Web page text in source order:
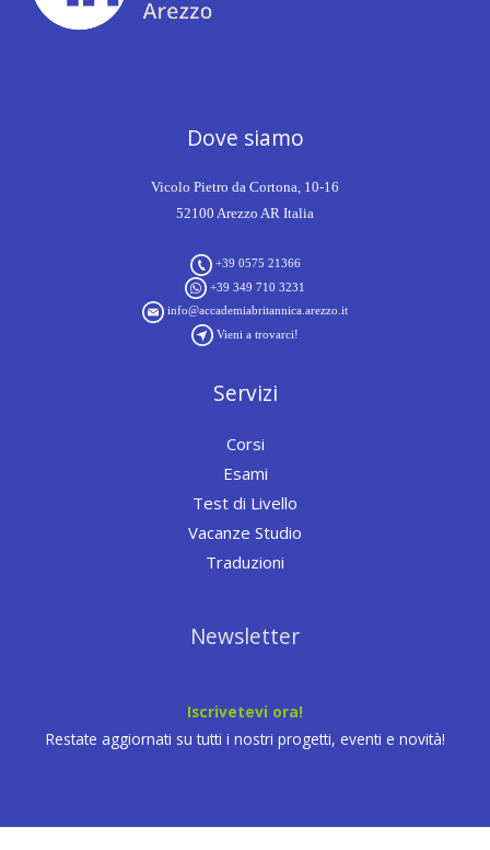
Dove siamo
Vicolo Pietro da Cortona, 10-16
52100 Arezzo AR Italia
+39 0575 21366
+39 349 710 3231
info@accademiabritannica.arezzo.it
Vieni a trovarci!
Servizi
Corsi
Esami
Test di Livello
Vacanze Studio
Traduzioni
Newsletter
Iscrivetevi ora!
Restate aggiornati su tutti i nostri progetti, eventi e novità!